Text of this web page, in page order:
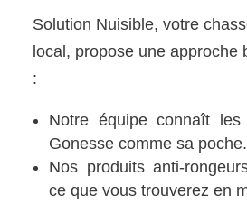
Solution Nuisible, votre
local, propose une approche
:
Notre équipe connaît
Gonesse comme sa poche.
Nos produits anti-
ce que vous trouverez en